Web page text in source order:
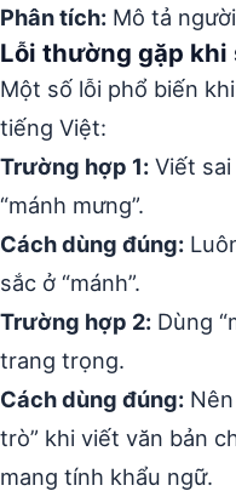
Phân tích: Mô tả
Lỗi thường gặp khi
Một số lỗi phổ biến
tiếng Việt:
Trường hợp 1: Viết sai
“mánh mưng”.
Cách dùng đúng:
sắc ở “mánh”.
Trường hợp 2: Dùng
trang trọng.
Cách dùng đúng:
trò” khi viết văn bản
mang tính khẩu ngữ.